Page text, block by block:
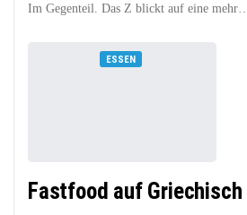
Im Gegenteil. Das Z blickt auf eine mehr…
ESSEN
Fastfood auf Griechisch